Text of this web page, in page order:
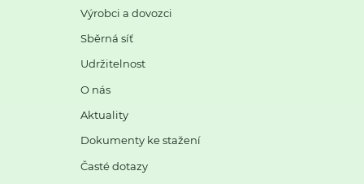
Výrobci a dovozci
Sběrná síť
Udržitelnost
O nás
Aktuality
Dokumenty ke stažení
Časté dotazy